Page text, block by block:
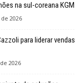
na sul-coreana KGM
2026
para liderar vendas
2026